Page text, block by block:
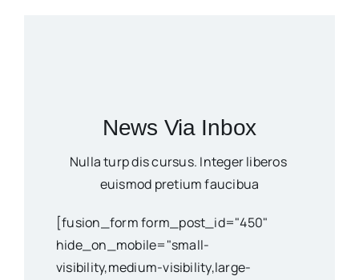
News Via Inbox
Nulla turp dis cursus. Integer liberos
euismod pretium faucibua
[fusion_form form_post_id="450"
hide_on_mobile="small-
visibility,medium-visibility,large-